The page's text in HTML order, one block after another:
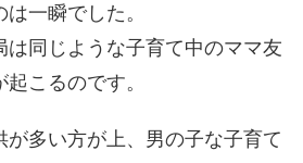
一瞬でした。
は同じような子育て中のママ友
こるのです。
が多い方が上、男の子な子育て